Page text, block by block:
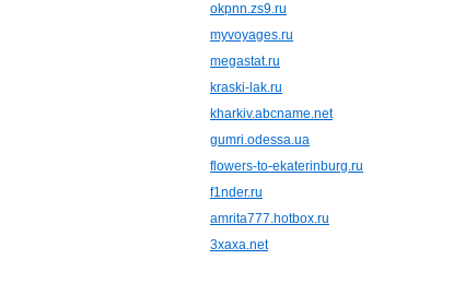
okpnn.zs9.ru
myvoyages.ru
megastat.ru
kraski-lak.ru
kharkiv.abcname.net
gumri.odessa.ua
flowers-to-ekaterinburg.ru
f1nder.ru
amrita777.hotbox.ru
3xaxa.net